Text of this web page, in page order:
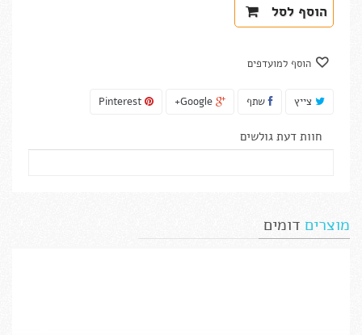
הוסף לסל
הוסף למועדפים
צייץ שתף
חוות דעת גולשים
מוצרים דומים